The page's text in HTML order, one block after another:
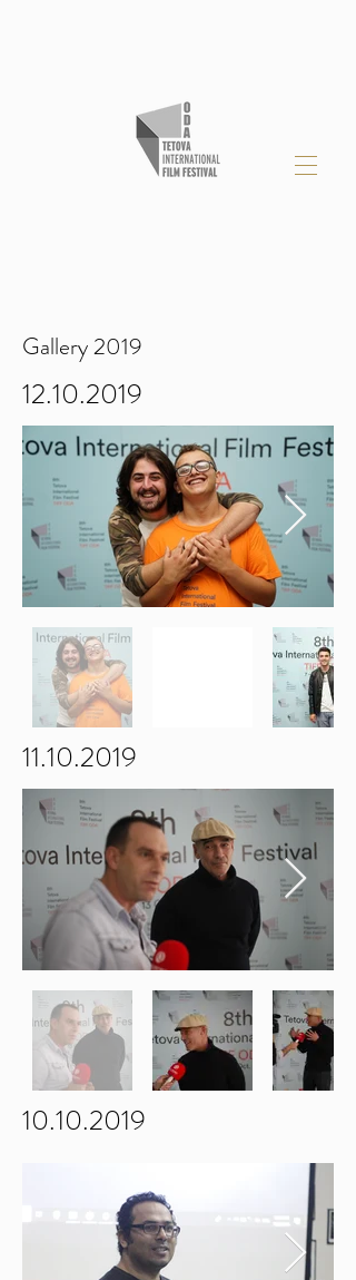
Gallery 2019
12.10.2019
11.10.2019
10.10.2019